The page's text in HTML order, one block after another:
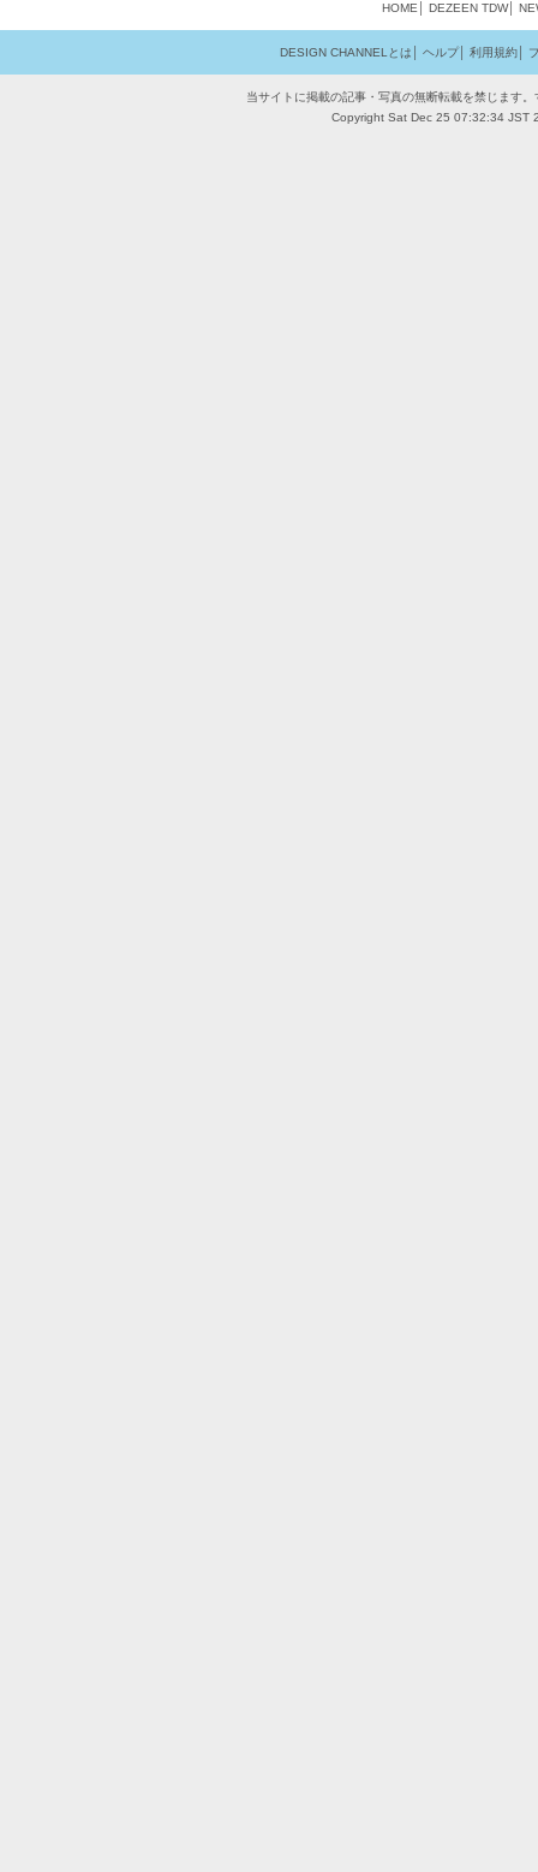
HOME DEZEEN TDW│
DESIGN CHANNELとは ヘルプ│ 利用規約│
当サイトに掲載の記事・写真の無断転載を禁じます
Copyright Sat Dec 25 07:32:34 JST